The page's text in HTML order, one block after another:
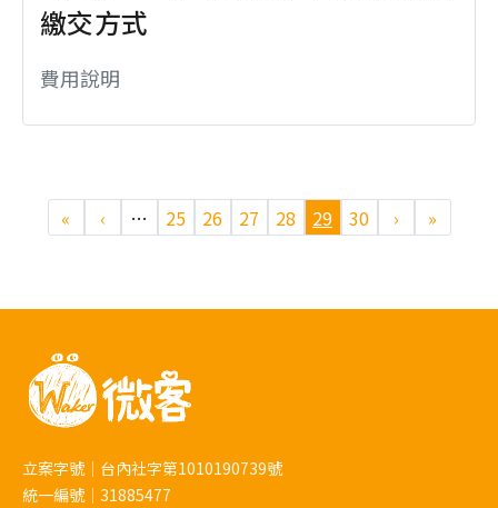
繳交方式
費用說明
« ‹ … 25 26 27 28 29 30 › »
立案字號｜台內社字第1010190739號
統一編號｜31885477